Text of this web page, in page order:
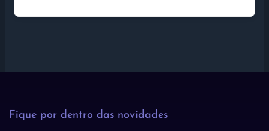
Fique por dentro das novidades